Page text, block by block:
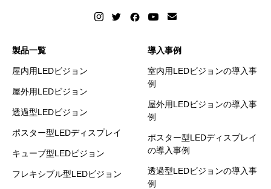
製品一覧
屋内用LEDビジョン
屋外用LEDビジョン
透過型LEDビジョン
ポスター型LEDディスプレイ
キューブ型LEDビジョン
フレキシブル型LEDビジョン
導入事例
室内用LEDビジョンの導入事
例
屋外用LEDビジョンの導入事
例
ポスター型LEDディスプレイ
の導入事例
透過型LEDビジョンの導入事
例